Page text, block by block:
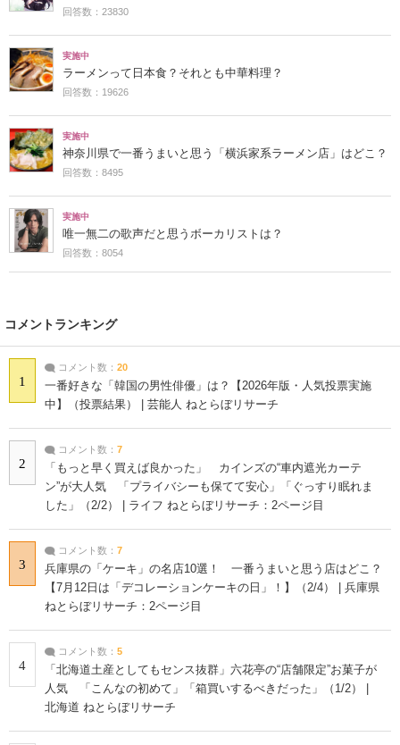
回答数：23830
実施中
ラーメンって日本食？それとも中華料理？
回答数：19626
実施中
神奈川県で一番うまいと思う「横浜家系ラーメン店」はどこ？
回答数：8495
実施中
唯一無二の歌声だと思うボーカリストは？
回答数：8054
コメントランキング
1
コメント数： 20
一番好きな「韓国の男性俳優」は？【2026年版・人気投票実施
中】（投票結果） | 芸能人 ねとらぼリサーチ
2
コメント数： 7
「もっと早く買えば良かった」 カインズの“車内遮光カーテ
ン”が大人気 「プライバシーも保てて安心」「ぐっすり眠れま
した」（2/2） | ライフ ねとらぼリサーチ：2ページ目
3
コメント数： 7
兵庫県の「ケーキ」の名店10選！ 一番うまいと思う店はどこ？
【7月12日は「デコレーションケーキの日」！】（2/4） | 兵庫県
ねとらぼリサーチ：2ページ目
4
コメント数： 5
「北海道土産としてもセンス抜群」六花亭の“店舗限定”お菓子が
人気 「こんなの初めて」「箱買いするべきだった」（1/2） |
北海道 ねとらぼリサーチ